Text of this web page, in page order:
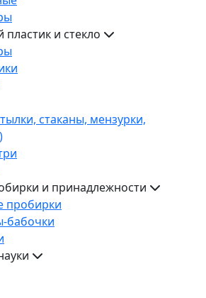
и стекло
стаканы, мензурки,
и принадлежности
пробирки
бабочки